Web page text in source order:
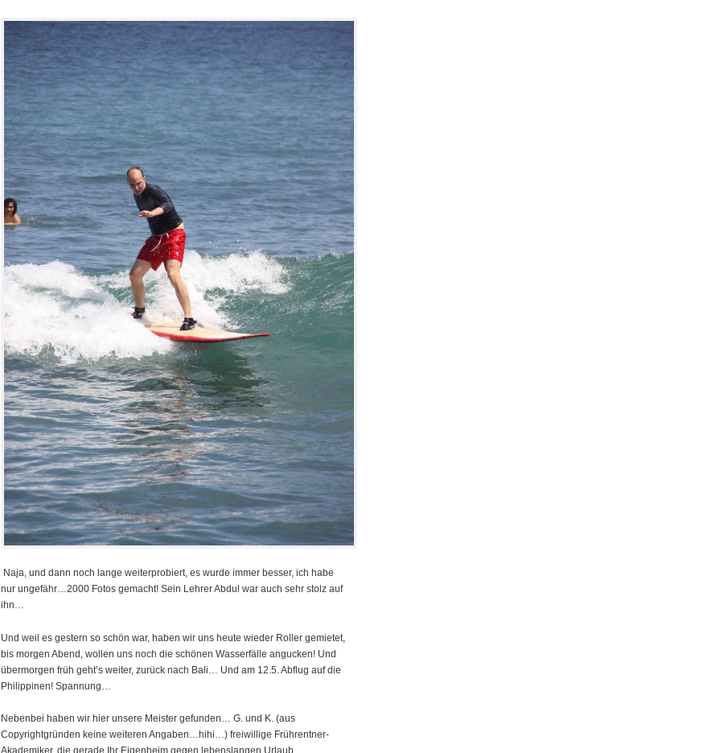
Naja, und dann noch lange weiterprobiert, es wurde immer besser, ich habe
nur ungefähr…2000 Fotos gemacht! Sein Lehrer Abdul war auch sehr stolz auf
ihn…
Und weil es gestern so schön war, haben wir uns heute wieder Roller gemietet,
bis morgen Abend, wollen uns noch die schönen Wasserfälle angucken! Und
übermorgen früh geht’s weiter, zurück nach Bali… Und am 12.5. Abflug auf die
Philippinen! Spannung…
Nebenbei haben wir hier unsere Meister gefunden… G. und K. (aus
Copyrightgründen keine weiteren Angaben…hihi…) freiwillige Frührentner-
Akademiker, die gerade Ihr Eigenheim gegen lebenslangen Urlaub